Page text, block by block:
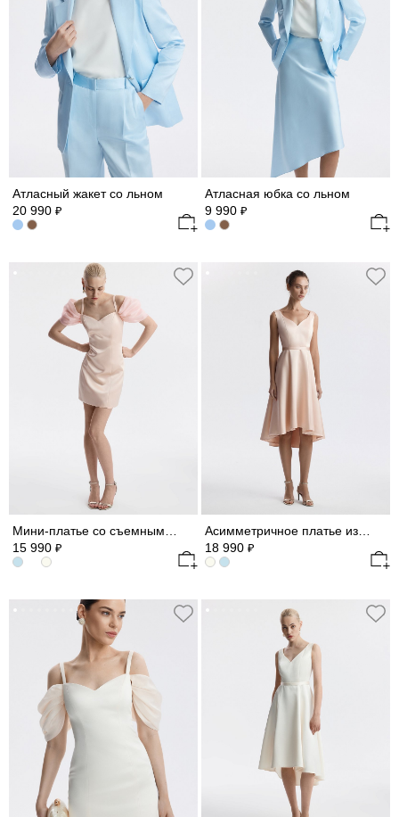
Атласный жакет со льном
20 990 ₽
Атласная юбка со льном
9 990 ₽
15 990 ₽
18 990 ₽